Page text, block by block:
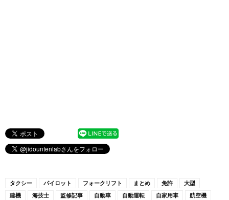
タクシー パイロット フォークリフト まとめ 免許
大型
建機
海技士 監修記事 自動車 自動運転 自家用車
航空機